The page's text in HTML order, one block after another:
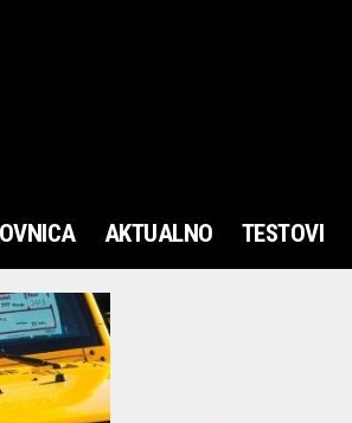
AKTUALNO TESTOVI